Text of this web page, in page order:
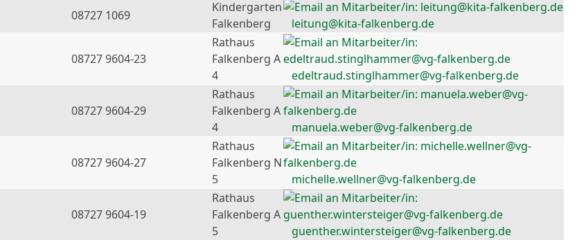
08727 1069
Kindergarten
Falkenberg
leitung@kita-falkenberg.de
08727 9604-23
Rathaus
Falkenberg A
4
edeltraud.stinglhammer@vg-falkenberg.de
08727 9604-29
Rathaus
Falkenberg A
4
manuela.weber@vg-falkenberg.de
08727 9604-27
Rathaus
Falkenberg N
5
michelle.wellner@vg-falkenberg.de
08727 9604-19
Rathaus
Falkenberg A
5
guenther.wintersteiger@vg-falkenberg.de